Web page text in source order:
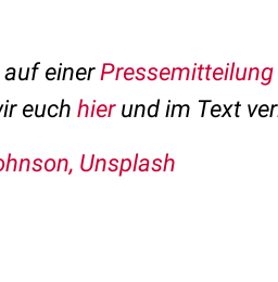
einerPressemitteilung
euch hierund im Text
Unsplash